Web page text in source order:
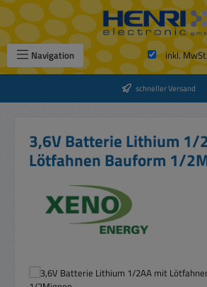
Zum Hauptinhalt springen
Navigation inkl. MwSt.
schneller Versand
3,6V Batterie Lithium 1/
Lötfahnen Bauform 1/
Bildergalerie überspringen